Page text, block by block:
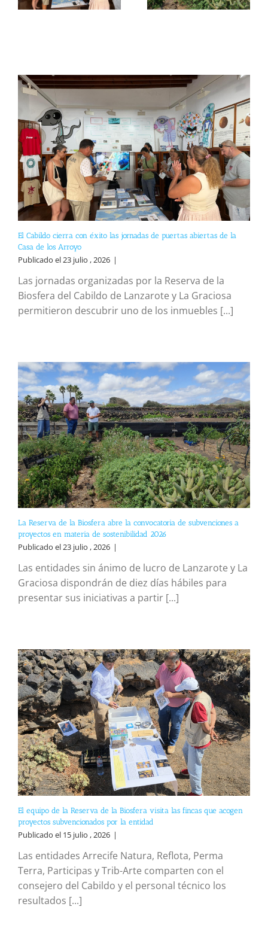
El Cabildo cierra con éxito las jornadas de puertas abiertas de la
Casa de los Arroyo
Publicado el 23 julio , 2026 |
Las jornadas organizadas por la Reserva de la
Biosfera del Cabildo de Lanzarote y La Graciosa
permitieron descubrir uno de los inmuebles [...]
La Reserva de la Biosfera abre la convocatoria de subvenciones a
proyectos en materia de sostenibilidad 2026
Publicado el 23 julio , 2026 |
Las entidades sin ánimo de lucro de Lanzarote y La
Graciosa dispondrán de diez días hábiles para
presentar sus iniciativas a partir [...]
El equipo de la Reserva de la Biosfera visita las fincas que acogen
proyectos subvencionados por la entidad
Publicado el 15 julio , 2026 |
Las entidades Arrecife Natura, Reflota, Perma
Terra, Participas y Trib-Arte comparten con el
consejero del Cabildo y el personal técnico los
resultados [...]